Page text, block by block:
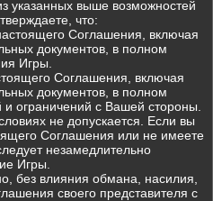
указанных выше возможностей
что:
Соглашения, включая
документов, в полном
Игры.
Соглашения, включая
документов, в полном
ограничений с Вашей стороны.
не допускается. Если вы
Соглашения или не имеете
незамедлительно
Игры.
без влияния обмана, насилия,
своего представителя с